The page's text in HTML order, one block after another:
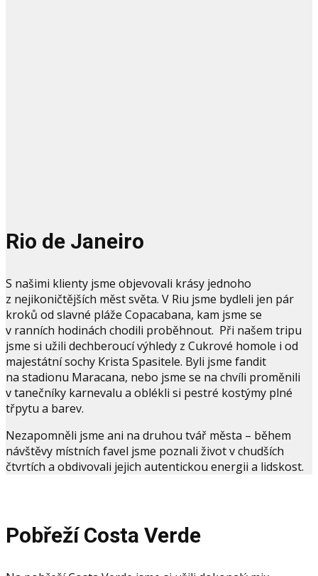
Rio de Janeiro
S našimi klienty jsme objevovali krásy jednoho
z nejikoničtějších měst světa. V Riu jsme bydleli jen pár
kroků od slavné pláže Copacabana, kam jsme se
v ranních hodinách chodili proběhnout. Při našem tripu
jsme si užili dechberoucí výhledy z Cukrové homole i od
majestátní sochy Krista Spasitele. Byli jsme fandit
na stadionu Maracana, nebo jsme se na chvíli proměnili
v tanečníky karnevalu a oblékli si pestré kostýmy plné
třpytu a barev.
Nezapomněli jsme ani na druhou tvář města – během
návštěvy místních favel jsme poznali život v chudších
čtvrtích a obdivovali jejich autentickou energii a lidskost.
Pobřeží Costa Verde